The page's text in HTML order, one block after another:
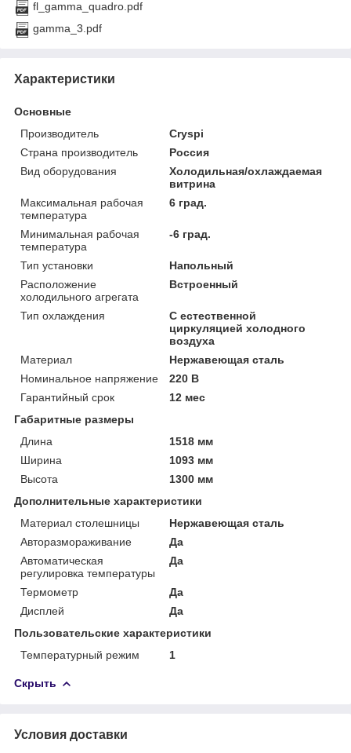
fl_gamma_quadro.pdf
gamma_3.pdf
Характеристики
Основные
Производитель
Cryspi
Страна производитель
Россия
Вид оборудования
Холодильная/охлаждаемая
витрина
Максимальная рабочая
температура
6 град.
Минимальная рабочая
температура
-6 град.
Тип установки
Напольный
Расположение
холодильного агрегата
Встроенный
Тип охлаждения
С естественной
циркуляцией холодного
воздуха
Материал
Нержавеющая сталь
Номинальное напряжение
220 В
Гарантийный срок
12 мес
Габаритные размеры
Длина
1518 мм
Ширина
1093 мм
Высота
1300 мм
Дополнительные характеристики
Материал столешницы
Нержавеющая сталь
Авторазмораживание
Да
Автоматическая
регулировка температуры
Да
Термометр
Да
Дисплей
Да
Пользовательские характеристики
Температурный режим
1
Скрыть
Условия доставки